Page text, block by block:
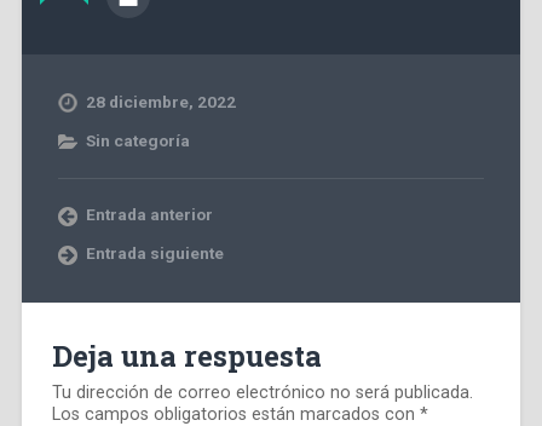
28 diciembre, 2022
Sin categoría
Entrada anterior
Entrada siguiente
Deja una respuesta
Tu dirección de correo electrónico no será publicada.
Los campos obligatorios están marcados con *